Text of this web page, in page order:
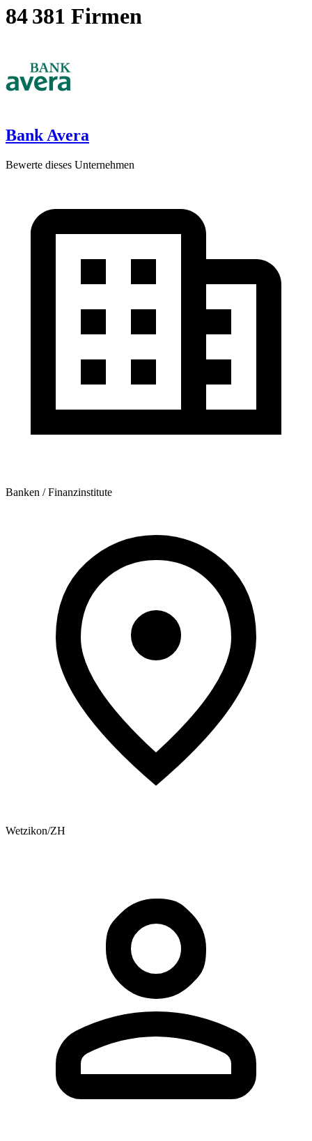
84 381 Firmen
Bank Avera
Bewerte dieses Unternehmen
Banken / Finanzinstitute
Wetzikon/ZH